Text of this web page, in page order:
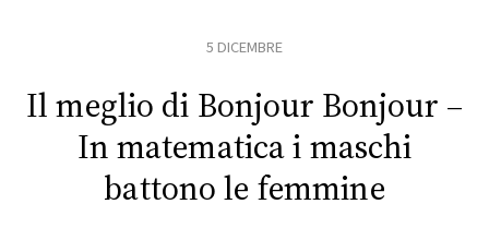
RADIO
PLAYLIST
5 DICEMBRE
Il meglio di Bonjour Bonjour –
In matematica i maschi
battono le femmine